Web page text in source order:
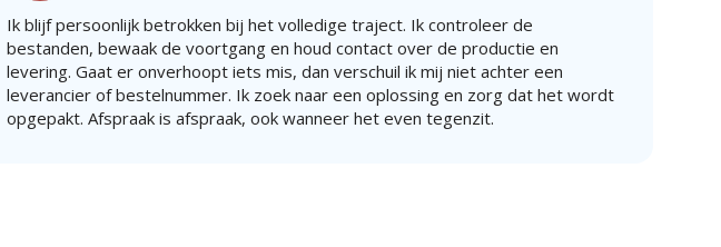
Ik blijf persoonlijk betrokken bij het volledige traject. Ik controleer de
bestanden, bewaak de voortgang en houd contact over de productie en
levering. Gaat er onverhoopt iets mis, dan verschuil ik mij niet achter een
leverancier of bestelnummer. Ik zoek naar een oplossing en zorg dat het wordt
opgepakt. Afspraak is afspraak, ook wanneer het even tegenzit.